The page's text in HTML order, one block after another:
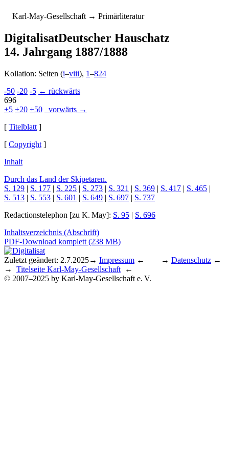
Karl-May-Gesellschaft → Primärliteratur
DigitalisatDeutscher Hauschatz
14. Jahrgang 1887/1888
Kollation: Seiten (i–viii), 1–824
-50 -20 -5 ← rückwärts
696
+5 +20 +50
vorwärts →
[ Titelblatt ]
[ Copyright ]
Inhalt
Durch das Land der Skipetaren.
S. 129 | S. 177 | S. 225 | S. 273 | S. 321 | S. 369 | S. 417 | S. 465 |
S. 513 | S. 553 | S. 601 | S. 649 | S. 697 | S. 737
Redactionstelephon [zu K. May]: S. 95 | S. 696
Inhaltsverzeichnis (Abschrift)
PDF-Download komplett (238 MB)
Zuletzt geändert: 2.7.2025→ Impressum ← → Datenschutz ←
→ Titelseite Karl-May-Gesellschaft ←
© 2007–2025 by Karl-May-Gesellschaft e. V.